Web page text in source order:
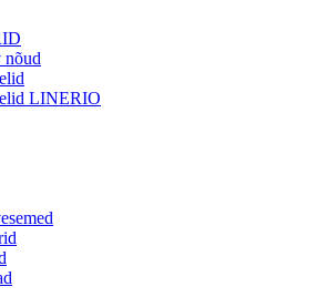
nõud
LINERIO